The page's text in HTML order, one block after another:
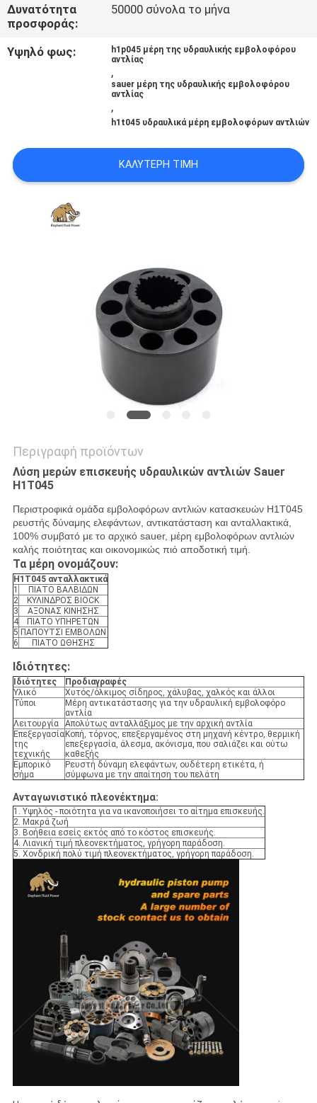
ΕΙΔΉΣΕΙΣ
ΠΕΡΙΠΤΏΣΕΙΣ
PRIVACY
POLICY
Δυνατότητα
προσφοράς:
50000 σύνολα το μήνα
Υψηλό φως:
h1p045 μέρη της υδραυλικής εμβολοφόρου
αντλίας
,
sauer μέρη της υδραυλικής εμβολοφόρου
αντλίας
,
h1t045 υδραυλικά μέρη εμβολοφόρων αντλιών
ΚΑΛΎΤΕΡΗ ΤΙΜΉ
Περιγραφή προϊόντων
Λύση μερών επισκευής υδραυλικών αντλιών Sauer
H1T045
Περιστροφικά ομάδα εμβολοφόρων αντλιών κατασκευών H1T045
ρευστής δύναμης ελεφάντων, αντικατάσταση και ανταλλακτικά,
100% συμβατό με το αρχικό sauer, μέρη εμβολοφόρων αντλιών
καλής ποιότητας και οικονομικώς πιό αποδοτική τιμή.
Τα μέρη ονομάζουν:
H1T045 ανταλλακτικά
1
ΠΙΑΤΟ ΒΑΛΒΙΔΩΝ
2
ΚΥΛΙΝΔΡΟΣ BIOCK
3
ΑΞΟΝΑΣ ΚΙΝΗΣΗΣ
4
ΠΙΑΤΟ ΥΠΗΡΕΤΩΝ
5 ΠΑΠΟΥΤΣΙ ΕΜΒΟΛΩΝ
6
ΠΙΑΤΟ ΩΘΗΣΗΣ
Ιδιότητες:
Ιδιότητες
Προδιαγραφές
Υλικό
Χυτός/όλκιμος σίδηρος, χάλυβας, χαλκός και άλλοι
Τύποι
Μέρη αντικατάστασης για την υδραυλική εμβολοφόρο
αντλία
Λειτουργία
Απολύτως ανταλλάξιμος με την αρχική αντλία
Επεξεργασία
της
τεχνικής
Κοπή, τόρνος, επεξεργαμένος στη μηχανή κέντρο, θερμική
επεξεργασία, άλεσμα, ακόνισμα, που σαλιάζει και ούτω
καθεξής
Εμπορικό
σήμα
Ρευστή δύναμη ελεφάντων, ουδέτερη ετικέτα, ή
σύμφωνα με την απαίτηση του πελάτη
Ανταγωνιστικό πλεονέκτημα:
1. Υψηλός - ποιότητα για να ικανοποιήσει το αίτημα επισκευής.
2. Μακρά ζωή
3. Βοήθεια εσείς εκτός από το κόστος επισκευής.
4. Λιανική τιμή πλεονεκτήματος, γρήγορη παράδοση.
5. Χονδρική πολύ τιμή πλεονεκτήματος, γρήγορη παράδοση.